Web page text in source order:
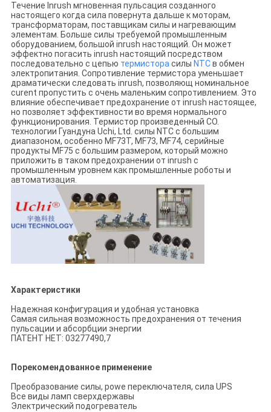
Течение Inrush мгновенная пульсация созданного
настоящего когда сила повернута дальше к моторам,
трансформаторам, поставщикам силы и нагревающим
элементам. Больше силы требуемой промышленным
оборудованием, большой inrush настоящий. Он может
эффектно погасить inrush настоящий посредством
последовательно с цепью термисторасилы NTCв обмен
электропитания. Сопротивление термистора уменьшает
драматически следовать inrush, позволяющ номинальное
curent пропустить с очень маленьким сопротивлением. Это
влияние обеспечивает предохранение от inrush настоящее,
но позволяет эффективности во время нормального
функционирования. Термистор произведенный CO.
технологии Гуандуна Uchi, Ltd. силы NTC с большим
диапазоном, особенно MF73T, MF73, MF74, серийные
продукты MF75 с большим размером, который можно
приложить в таком предохранении от inrush с
промышленным уровнем как промышленные роботы и
автоматизация.
Характеристики
Надежная конфигурация и удобная установка
Самая сильная возможность предохранения от течения
пульсации и абсорбции энергии
ПАТЕНТ НЕТ: 03277490,7
Порекомендованное применение
Преобразование силы, powe переключателя, сила UPS
Все виды ламп сверхдержавы
Электрический подогреватель